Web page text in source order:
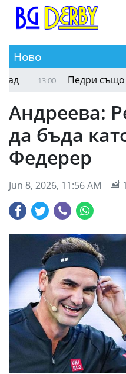
Ново
13:00 Педри също
Андреева:
да бъда
Федерер
Jun 8, 2026, 11:56 AM 1